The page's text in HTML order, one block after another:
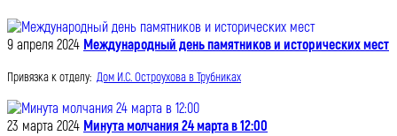
9 апреля 2024 Международный день памятников и исторических мест
Привязка к отделу: Дом И.С. Остроухова в Трубниках
23 марта 2024 Минута молчания 24 марта в 12:00